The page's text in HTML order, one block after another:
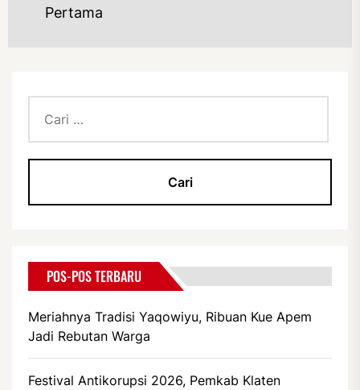
Pertama
untuk:
POS-POS TERBARU
Meriahnya Tradisi Yaqowiyu, Ribuan Kue Apem
Jadi Rebutan Warga
Festival Antikorupsi 2026, Pemkab Klaten